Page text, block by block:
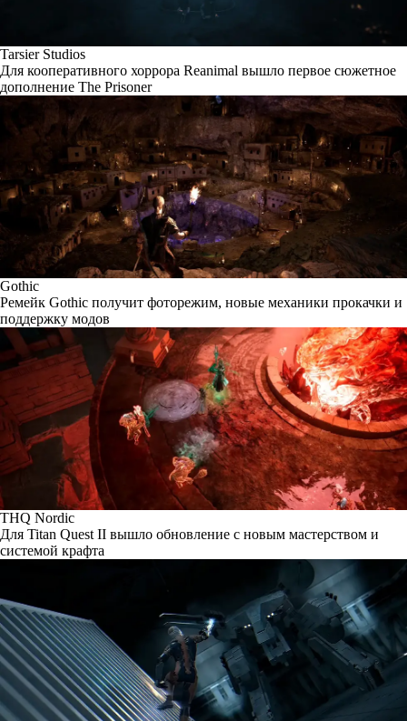
Tarsier Studios
Для кооперативного хоррора Reanimal вышло первое сюжетное
дополнение The Prisoner
Gothic
Ремейк Gothic получит фоторежим, новые механики прокачки и
поддержку модов
THQ Nordic
Для Titan Quest II вышло обновление с новым мастерством и
системой крафта